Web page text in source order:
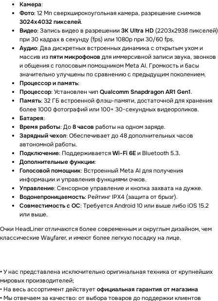
Камера:
Фото: 12 Мп сверхширокоугольная камера, разрешение снимков
3024x4032 пикселей.
Видео: Запись видео в разрешении3K Ultra HD(2203x2938 пикселей)
при 30 кадрах в секунду (fps) или 1080p при 30/60 fps.
Аудио: Два дискретных встроенных динамика с открытым ухом и
массив изпяти микрофоновдля иммерсивной записи звука, звонков
и общения с голосовым помощником Meta AI. Громкость и басы
значительно улучшены по сравнению с предыдущим поколением.
Процессор и память:
Процессор: Установлен чип Qualcomm Snapdragon AR1 Gen1.
Память: 32 ГБ встроенной флэш-памяти, достаточной для хранения
более 1000 фотографий или 100+ 30-секундных видеороликов.
Батарея:
Время работы: До8 часовработы на одном заряде.
Зарядный чехол: Обеспечивает до 48 дополнительных часов
автономной работы.
Подключение: ПоддерживаетсяWi-Fi 6Eи Bluetooth 5.3.
Дополнительные функции:
Голосовой помощник: Встроенный Meta AI для получения
информации и управления функциями очков.
Управление: Сенсорное управление и кнопка захвата на дужке.
Водонепроницаемость: Рейтинг IPX4 (защита от брызг).
Совместимость с ОС: Требуется Android 10 или выше либо iOS 15.2
или выше.
Очки HeadLiner отличаются более современным и округлым дизайном, чем
классические Wayfarer, и имеют более легкую посадку на лице.
•У нас представлена исключительно оригинальная техника от крупнейших
мировых производителей;
• На весь ассортимент действуетофициальная гарантия от магазина
• Мы отвечаем за качество: от выбора товаров до поддержки клиентов